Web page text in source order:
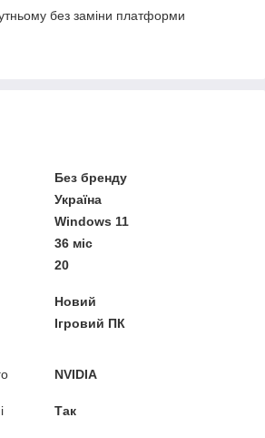
без заміни платформи
Без бренду
Україна
Windows 11
36 міс
20
Новий
Ігровий ПК
NVIDIA
Так